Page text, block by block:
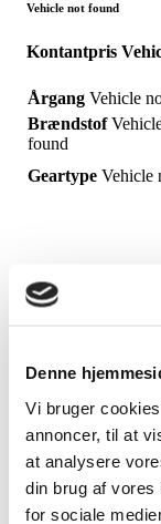
Denne
Vi bruger
annoncer, til at
at analysere
din brug af vores
for sociale
Vehicle not found
Kontantpris
Årgang Vehicle
Brændstof
found
Geartype Vehicle
Beskrivelse